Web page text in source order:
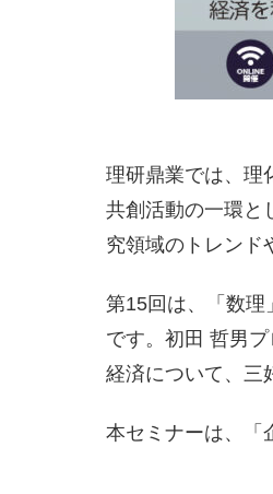
理研鼎業では、理
共創活動の一環と
究領域のトレンド
第15回は、「数理
です。初田 哲男
経済について、三
本セミナーは、「